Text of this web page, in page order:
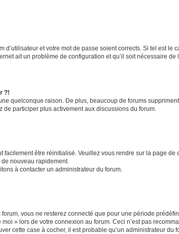
et votre mot de passe soient corrects. Si tel est
ait un problème de configuration et qu’il soit nécessaire de
?!
quelconque raison. De plus, beaucoup de forums
participer plus activement aux discussions du forum.
être réinitialisé. Veuillez vous rendre sur la page de
nouveau rapidement.
à contacter un administrateur du forum.
vous ne resterez connecté que pour une période
» lors de votre connexion au forum. Ceci n’est pas
cette case à cocher, il est probable qu’un administrateur du